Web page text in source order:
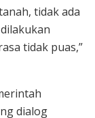
tidak ada
tidak puas,”
dialog